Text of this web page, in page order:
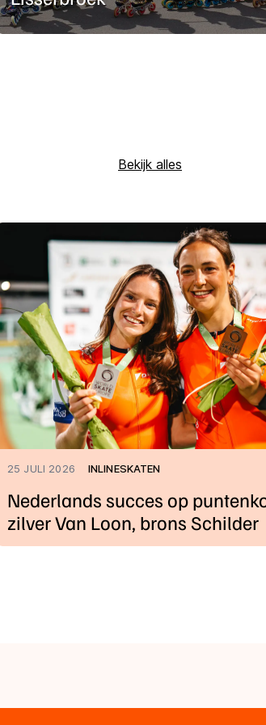
Bekijk alles
25 JULI 2026 INLINESKATEN
Nederlands succes op
zilver Van Loon, brons Schilder